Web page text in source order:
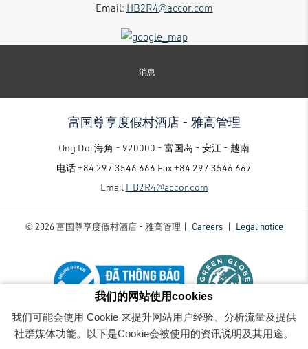
我们的网站使用cookies
我们可能会使用 Cookie 来提升网站用户经验、分析流量及提供
社群媒体功能。以下是Cookie会被使用的资讯说明及其用途。
Email: HB2R4@accor.com
消息
富国尊享度假村酒店 - 雅高管理
Ong Doi 海角 - 920000 - 富国岛 - 安江 - 越南
电话+84 297 3546 666 Fax+84 297 3546 667
Email HB2R4@accor.com
© 2026 富国尊享度假村酒店 - 雅高管理 | Careers| Legal notice
富国尊享度假村酒店 - 雅高管理 - Luxury family-friendly resort - Rock-Villa-Master-Bathroom3